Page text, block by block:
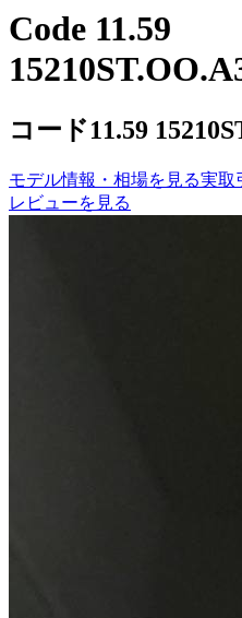
Code 11.59
コード11.59
モデル情報・相場を見る実取
レビューを見る